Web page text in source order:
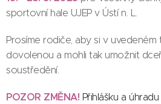
sportovní hale UJEP v Ústí n. L.
Prosíme rodiče, aby si v uvedeném
dovolenou a mohli tak umožnit
soustředění.
POZOR ZMĚNA! Přihlášku a